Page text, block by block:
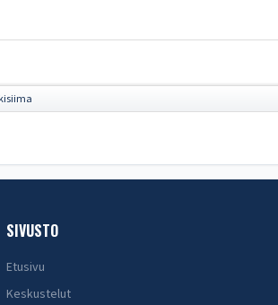
SIVUSTO
Etusivu
Keskustelut